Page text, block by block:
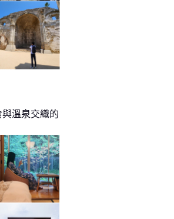
溫泉交織的